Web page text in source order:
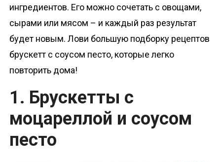
ингредиентов. Его можно сочетать с овощами,
сырами или мясом – и каждый раз результат
будет новым. Лови большую подборку рецептов
брускетт с соусом песто, которые легко
повторить дома!
1. Брускетты с
моцареллой и соусом
песто